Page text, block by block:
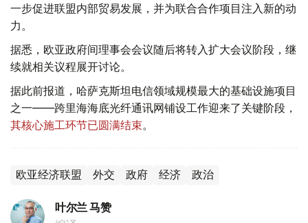
一步促进联盟内部贸易发展，并为联合合作项目注入新的动
力。
据悉，欧亚政府间理事会会议随后将转入扩大会议阶段，继
续就相关议程展开讨论。
据此前报道，哈萨克斯坦电信领域规模最大的基础设施项目
之一——跨里海海底光纤通讯网铺设工作迎来了关键阶段，
其核心施工环节已圆满结束。
欧亚经济联盟 外交 政府 经济 政治
叶尔兰 马赞